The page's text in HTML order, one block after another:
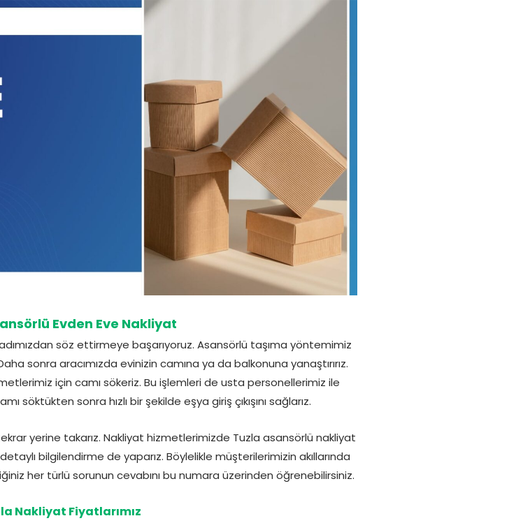
Evden Eve Nakliyat
adımızdan söz ettirmeye başarıyoruz. Asansörlü taşıma yöntemimiz
sonra aracımızda evinizin camına ya da balkonuna yanaştırırız.
için camı sökeriz. Bu işlemleri de usta personellerimiz ile
söktükten sonra hızlı bir şekilde eşya giriş çıkışını sağlarız.
yerine takarız. Nakliyat hizmetlerimizde Tuzla asansörlü nakliyat
bilgilendirme de yaparız. Böylelikle müşterilerimizin akıllarında
her türlü sorunun cevabını bu numara üzerinden öğrenebilirsiniz.
Nakliyat Fiyatlarımız